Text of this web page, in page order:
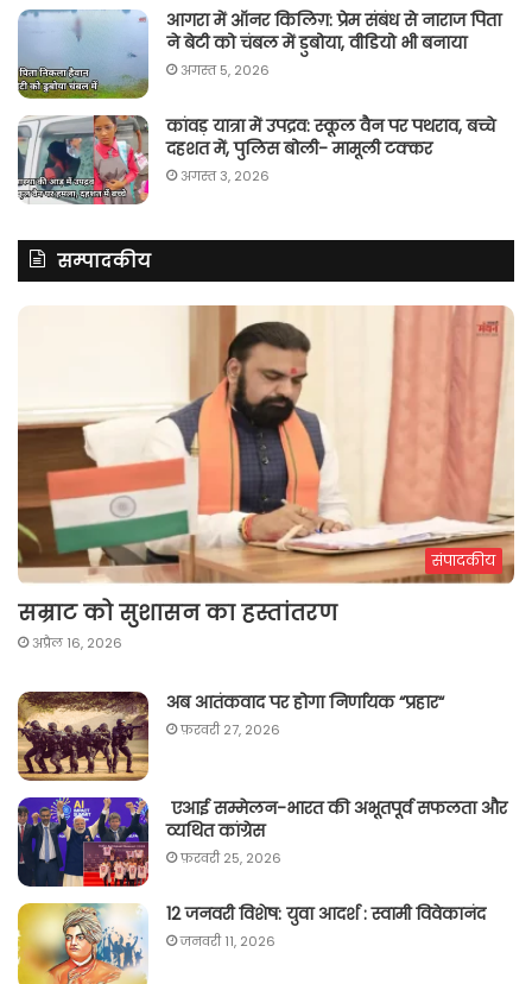
आगरा में ऑनर किलिग़: प्रेम संबंध से नाराज पिता
ने बेटी को चंबल में डुबोया, वीडियो भी बनाया
अगस्त 5, 2026
कांवड़ यात्रा में उपद्रव: स्कूल वैन पर पथराव, बच्चे
दहशत में, पुलिस बोली- मामूली टक्कर
अगस्त 3, 2026
सम्पादकीय
संपादकीय
सम्राट को सुशासन का हस्तांतरण
अप्रैल 16, 2026
अब आतंकवाद पर होगा निर्णायक “प्रहार“
फ़रवरी 27, 2026
एआई सम्मेलन-भारत की अभूतपूर्व सफलता और
व्यथित कांग्रेस
फ़रवरी 25, 2026
12 जनवरी विशेष: युवा आदर्श : स्वामी विवेकानंद
जनवरी 11, 2026